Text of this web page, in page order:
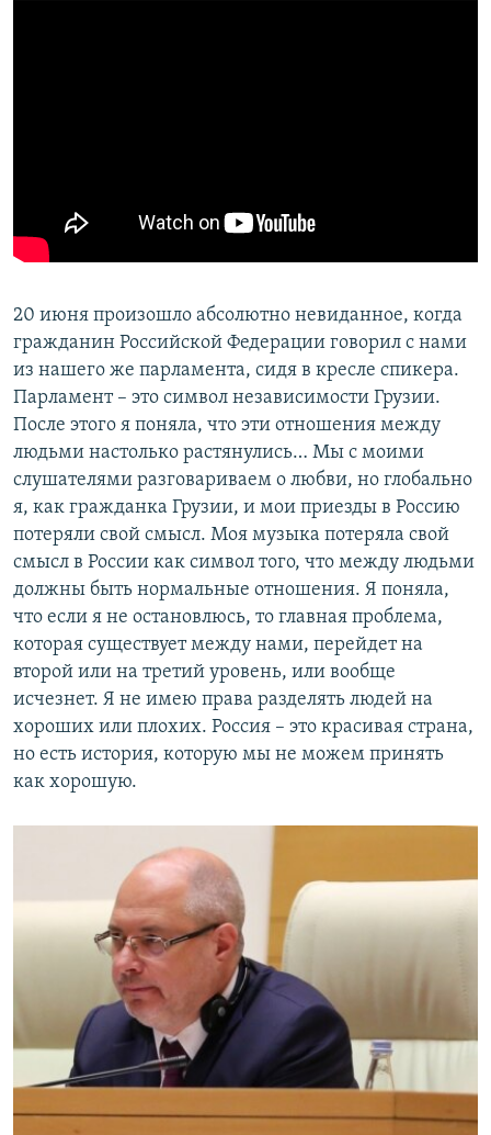
20 июня произошло абсолютно невиданное, когда
гражданин Российской Федерации говорил с нами
из нашего же парламента, сидя в кресле спикера.
Парламент – это символ независимости Грузии.
После этого я поняла, что эти отношения между
людьми настолько растянулись… Мы с моими
слушателями разговариваем о любви, но глобально
я, как гражданка Грузии, и мои приезды в Россию
потеряли свой смысл. Моя музыка потеряла свой
смысл в России как символ того, что между людьми
должны быть нормальные отношения. Я поняла,
что если я не остановлюсь, то главная проблема,
которая существует между нами, перейдет на
второй или на третий уровень, или вообще
исчезнет. Я не имею права разделять людей на
хороших или плохих. Россия – это красивая страна,
но есть история, которую мы не можем принять
как хорошую.